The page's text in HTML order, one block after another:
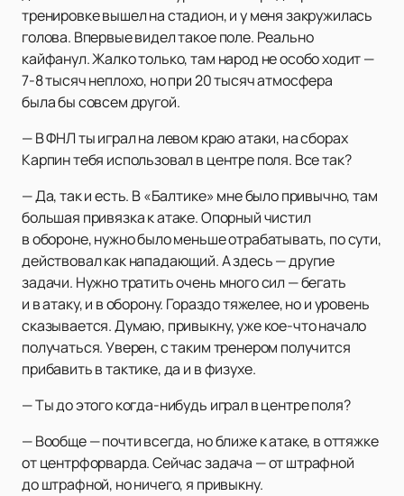
тренировке вышел на стадион, и у меня закружилась
голова. Впервые видел такое поле. Реально
кайфанул. Жалко только, там народ не особо ходит —
7-8 тысяч неплохо, но при 20 тысяч атмосфера
была бы совсем другой.
— В ФНЛ ты играл на левом краю атаки, на сборах
Карпин тебя использовал в центре поля. Все так?
— Да, так и есть. В «Балтике» мне было привычно, там
большая привязка к атаке. Опорный чистил
в обороне, нужно было меньше отрабатывать, по сути,
действовал как нападающий. А здесь — другие
задачи. Нужно тратить очень много сил — бегать
и в атаку, и в оборону. Гораздо тяжелее, но и уровень
сказывается. Думаю, привыкну, уже кое-что начало
получаться. Уверен, с таким тренером получится
прибавить в тактике, да и в физухе.
— Ты до этого когда-нибудь играл в центре поля?
— Вообще — почти всегда, но ближе к атаке, в оттяжке
от центрфорварда. Сейчас задача — от штрафной
до штрафной, но ничего, я привыкну.